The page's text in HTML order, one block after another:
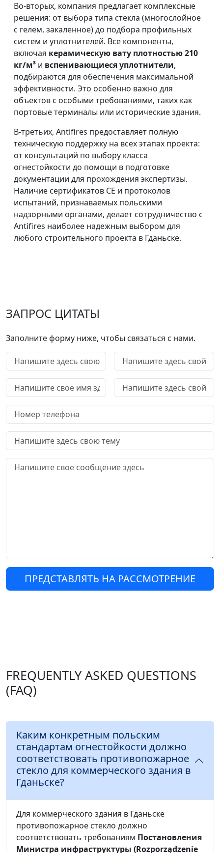
Во-вторых, компания предлагает комплексные
решения: от выбора типа стекла (многослойное
с гелем, закаленное) до подбора профильных
систем и уплотнителей. Все компоненты,
включая керамическую вату плотностью 210
кг/м³ и вспенивающиеся уплотнители,
подбираются для обеспечения максимальной
эффективности. Это особенно важно для
объектов с особыми требованиями, таких как
портовые терминалы или исторические здания.
В-третьих, Antifires предоставляет полную
техническую поддержку на всех этапах проекта:
от консультаций по выбору класса
огнестойкости до помощи в подготовке
документации для прохождения экспертизы.
Наличие сертификатов CE и протоколов
испытаний, признаваемых польскими
надзорными органами, делает сотрудничество с
Antifires наиболее надежным выбором для
любого строительного проекта в Гданьске.
ЗАПРОС ЦИТАТЫ
Заполните форму ниже, чтобы связаться с нами.
ПРЕДСТАВЛЯТЬ НА РАССМОТРЕНИЕ
FREQUENTLY ASKED QUESTIONS
(FAQ)
Каким конкретным польским
стандартам огнестойкости должно
соответствовать противопожарное
стекло для коммерческого здания в
Гданьске?
Для коммерческого здания в Гданьске
противопожарное стекло должно
соответствовать требованиям Постановления
Министра инфраструктуры (Rozporządzenie